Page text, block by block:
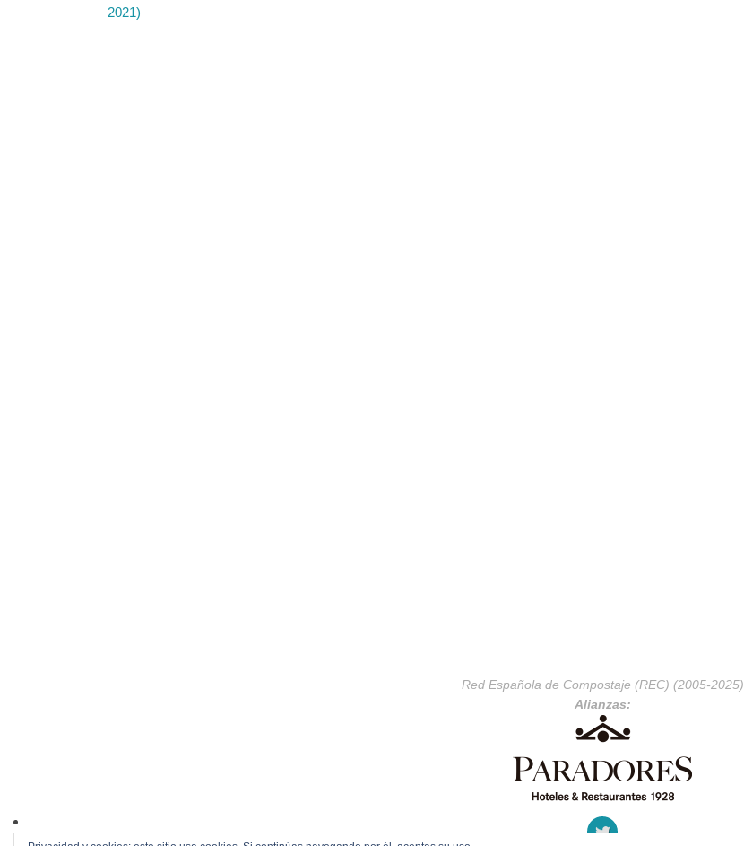
2021)
Red Española de Compostaje (REC) (2005-2025)
Alianzas: